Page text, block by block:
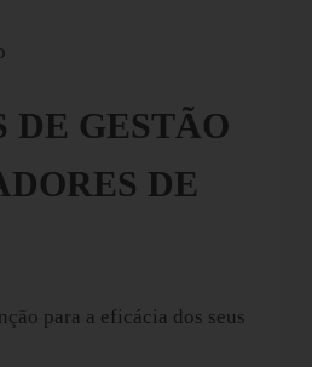
DE GESTÃO
DE
para a eficácia dos seus